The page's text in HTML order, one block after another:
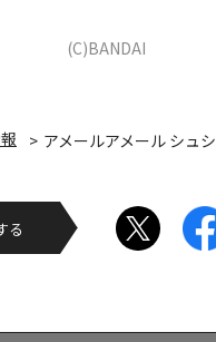
(C)BANDAI
アメールアメール シュ
る